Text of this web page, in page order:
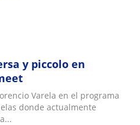
y piccolo en
Varela en el programa
donde actualmente